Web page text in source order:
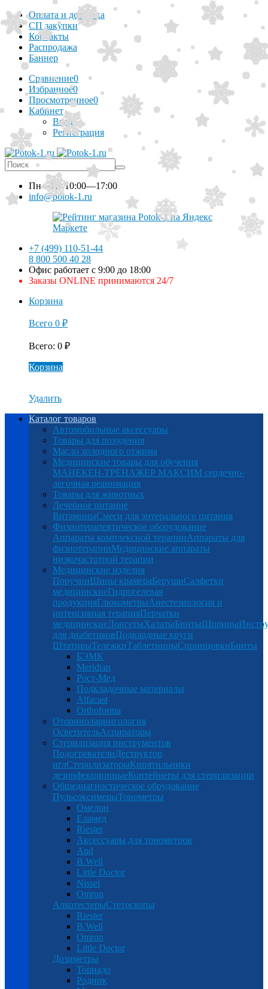
Оплата и доставка
СП закупки
Контакты
Распродажа
Баннер
Сравнение0
Избранное0
Просмотренное0
Кабинет
Вход
Регистрация
Пн—Пт10:00—17:00
info@potok-1.ru
+7 (499) 110-51-44
8 800 500 40 28
Офис работает с 9:00 до 18:00
Заказы ONLINE принимаются 24/7
Корзина
Всего 0 ₽
Всего: 0 ₽
Корзина
Удалить
Каталог товаров
Автомобильные аксессуары
Товары для похудения
Масло холодного отжима
Медицинские товары для обучения
МАНЕКЕН-ТРЕНАЖЕР МАКСИМ сердечно-
легочная реанимация
Товары для животных
Лечебное питание
ВитаминыСмеси для энтерального питания
Физиотерапевтическое оборудование
Аппараты комплексной терапииАппараты для
физиотерапииМедицинские аппараты
низкочастотной терапии
Медицинские изделия
ПоручниШины крамераБерушиСалфетки
медицинскиеГидрогелевая
продукцияГлюкометрыАнестезиология и
интенсивная терапияПерчатки
медицинскиеЛонгетыХалатыБинтыШприцы
для диабетиковПодкладные круги
ШтативыТележкиТаблетницыСпринцовкиБинты
БЭМК
Meridian
Рост-Мед
Подкладочные материалы
Alfacast
Orthoforma
Оториноларингология
ОсветительАспираторы
Стерилизация инструментов
ПодогревателиДеструктор
иглСтерилизаторыКипятильники
дезинфекционныеКонтейнеры для стерилизации
Общедиагностическое обрудование
ПульсоксимерыТонометры
Омелон
Еламед
Riester
Аксессуары для тонометров
And
B.Well
Little Doctor
Nissei
Omron
АлкотестерыСтетоскопы
Riester
B.Well
Omron
Little Doctor
Дозиметры
Торнадо
Родник